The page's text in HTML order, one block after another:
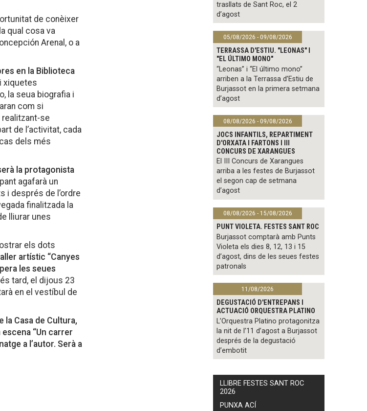
de conèixer
qual cosa va
Arenal, o a
en la Biblioteca
xiquetes
la seua biografia i
com si
se
de l’activitat, cada
dels més
la protagonista
agafarà un
i després de l’ordre
finalitzada la
lliurar unes
els dots
artístic “Canyes
les seues
tard, el dijous 23
en el vestíbul de
la Casa de Cultura,
“Un carrer
a l’autor. Serà a
trasllats de Sant Roc, el 2
d’agost
05/08/2026 - 09/08/2026
TERRASSA D'ESTIU. "LEONAS" I
"EL ÚLTIMO MONO"
“Leonas” i “El último mono”
arriben a la Terrassa d’Estiu de
Burjassot en la primera setmana
d’agost
08/08/2026 - 09/08/2026
JOCS INFANTILS, REPARTIMENT
D'ORXATA I FARTONS I III
CONCURS DE XARANGUES
El III Concurs de Xarangues
arriba a les festes de Burjassot
el segon cap de setmana
d’agost
08/08/2026 - 15/08/2026
PUNT VIOLETA. FESTES SANT ROC
Burjassot comptarà amb Punts
Violeta els dies 8, 12, 13 i 15
d’agost, dins de les seues festes
patronals
11/08/2026
DEGUSTACIÓ D'ENTREPANS I
ACTUACIÓ ORQUESTRA PLATINO
L’Orquestra Platino protagonitza
la nit de l’11 d’agost a Burjassot
després de la degustació
d’embotit
LLIBRE FESTES SANT ROC
2026
PUNXA ACÍ